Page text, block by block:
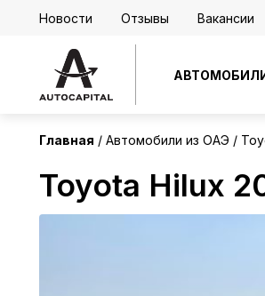
Новости Отзывы Вакансии
Главная Автомобили из ОАЭ
Toyota Hilux